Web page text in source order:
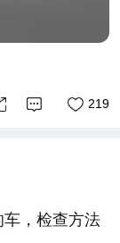
219
，检查方法